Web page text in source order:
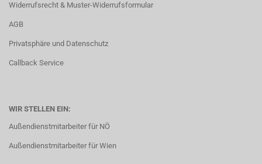
Widerrufsrecht & Muster-Widerrufsformular
AGB
Privatsphäre und Datenschutz
Callback Service
WIR STELLEN EIN:
Außendienstmitarbeiter für NÖ
Außendienstmitarbeiter für Wien